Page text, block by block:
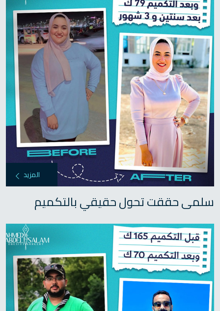
المزيد
سلمى حققت تحول حقيقي بالتكميم